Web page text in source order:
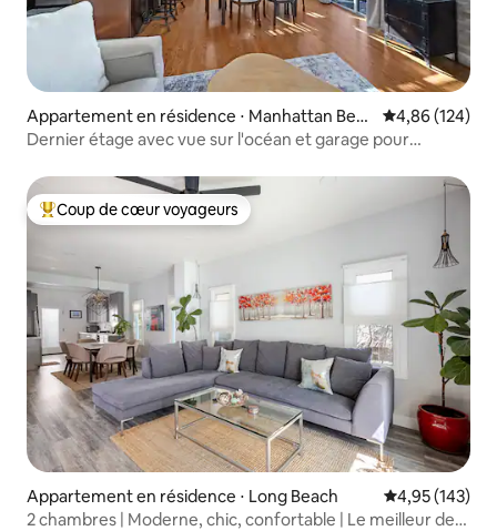
Appartement en résidence ⋅ Manhattan Beac
h
Évaluation
4,86 (124)
Dernier étage avec vue sur l'océan et garage pour
Coups de cœur voyageurs les plus appréciés
Coup de cœur voyageurs
Appartement en résidence ⋅ Long Beach Évaluation
4,95 (143)
2 chambres | Moderne, chic, confortable | Le meilleur de